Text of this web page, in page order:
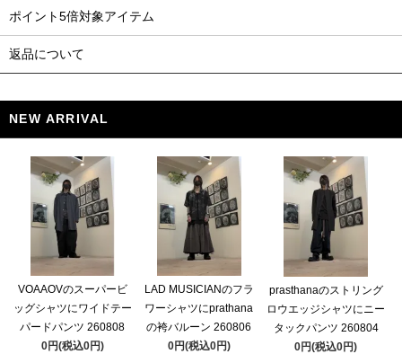
ポイント5倍対象アイテム
返品について
NEW ARRIVAL
VOAAOVのスーパービ
ッグシャツにワイドテー
パードパンツ 260808
0円(税込0円)
LAD MUSICIANのフラ
ワーシャツにprathana
の袴バルーン 260806
0円(税込0円)
prasthanaのストリング
ロウエッジシャツにニー
タックパンツ 260804
0円(税込0円)